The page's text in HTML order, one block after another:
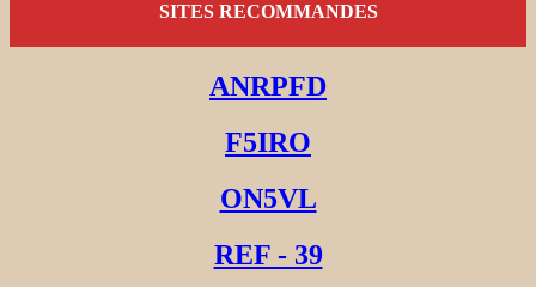
SITES RECOMMANDES
ANRPFD
F5IRO
ON5VL
REF - 39